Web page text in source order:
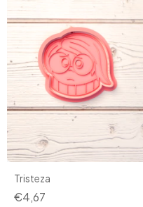
Tristeza
€4,67